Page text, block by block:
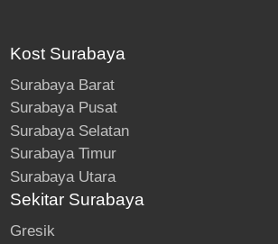
Kost Surabaya
Surabaya Barat
Surabaya Pusat
Surabaya Selatan
Surabaya Timur
Surabaya Utara
Sekitar Surabaya
Gresik